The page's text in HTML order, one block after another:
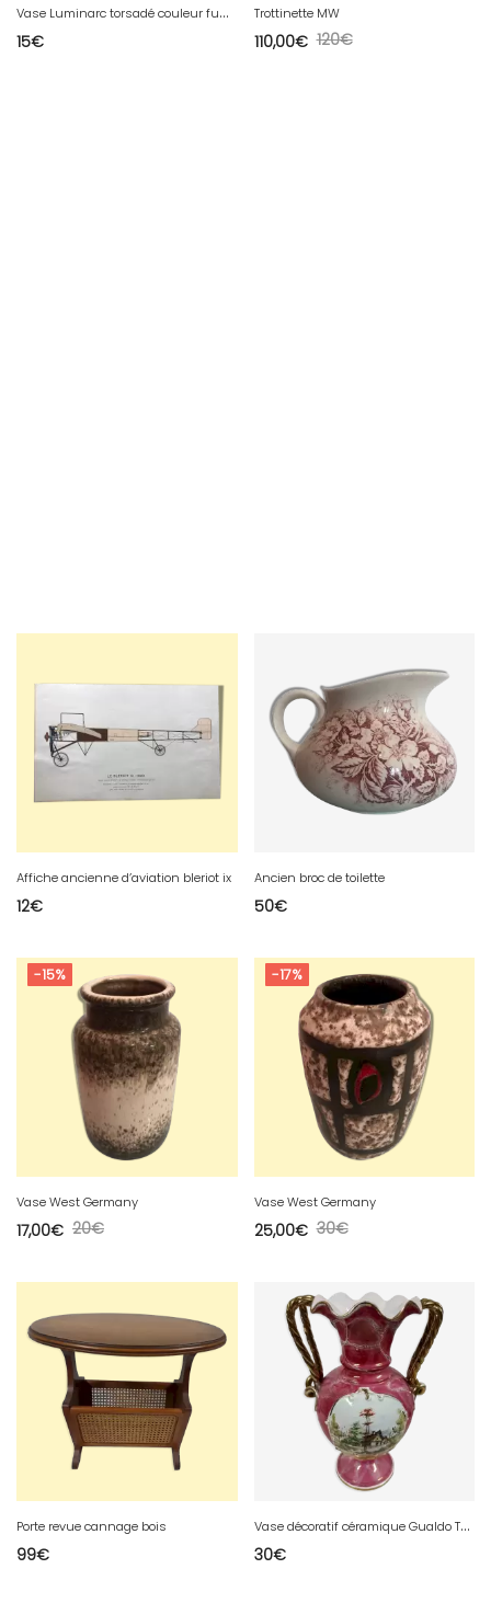
V
ase Luminarc torsadé couleur fumé
15€
Trottinette MW
120€
110,00€
Affiche ancienne d’aviation bleriot ix
12€
Ancien broc de toilette
50€
-15%
Vase West Germany
20€
17,00€
-17%
Vase West Germany
30€
25,00€
Porte revue cannage bois
99€
V
ase décoratif céramique Gualdo Tadino Italie
30€